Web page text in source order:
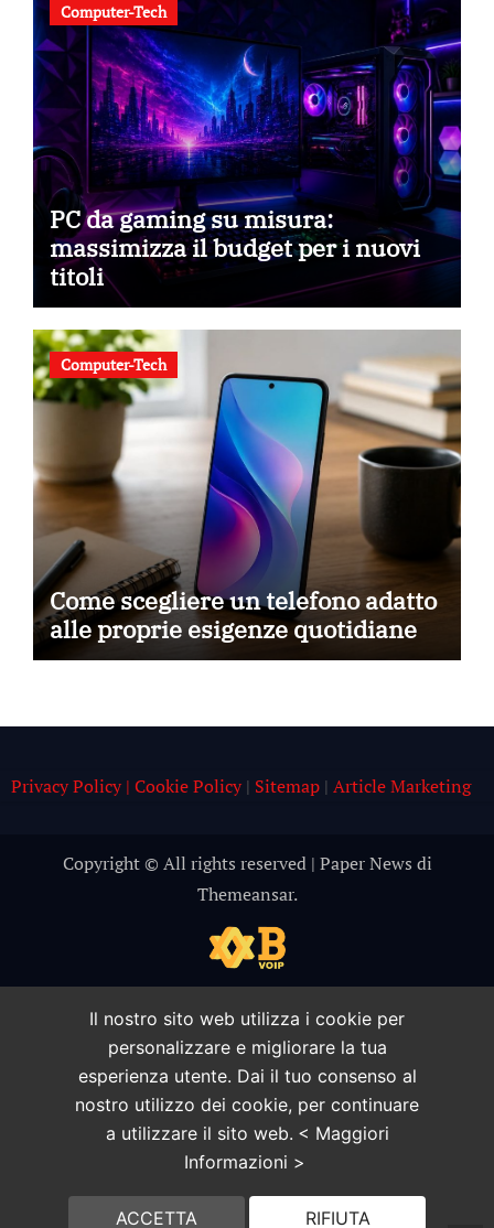
Computer-Tech
PC da gaming su misura:
massimizza il budget per i nuovi
titoli
Computer-Tech
Come scegliere un telefono adatto
alle proprie esigenze quotidiane
Privacy Policy | Cookie Policy| Sitemap| Article Marketing
Copyright © All rights reserved | Paper News di
Themeansar.
Il nostro sito web utilizza i cookie per
personalizzare e migliorare la tua
esperienza utente. Dai il tuo consenso al
nostro utilizzo dei cookie, per continuare
a utilizzare il sito web. < Maggiori
Informazioni >
ACCETTA RIFIUTA